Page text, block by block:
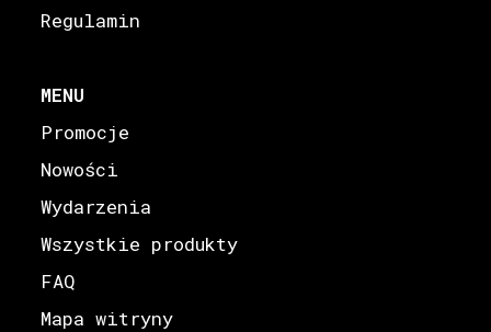
Regulamin
MENU
Promocje
Nowości
Wydarzenia
Wszystkie produkty
FAQ
Mapa witryny